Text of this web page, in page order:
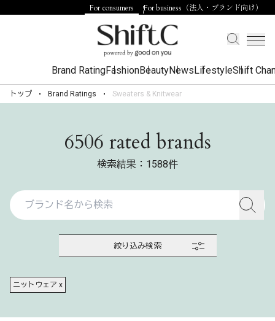
For consumers For business（法人・ブランド向け）
Brand RatingFashionBeautyNewsLifestyleShift
トップ Brand Ratings Sweaters & Knitwear
6506 rated brands
検索結果：1588件
絞り込み検索
ニットウェア x